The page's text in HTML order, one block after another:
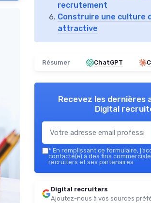
recrutement
Construire une culture
attractive
Résumer ChatGPT
Recevez les dernières
Digital
* En remplissant ce formulaire,
contacté(e) à des fins
recruiters et ses partenaires.
Digital recruiters
Ajoutez-nous à vos sources